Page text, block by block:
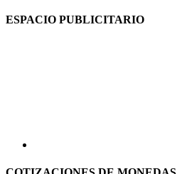
ESPACIO PUBLICITARIO